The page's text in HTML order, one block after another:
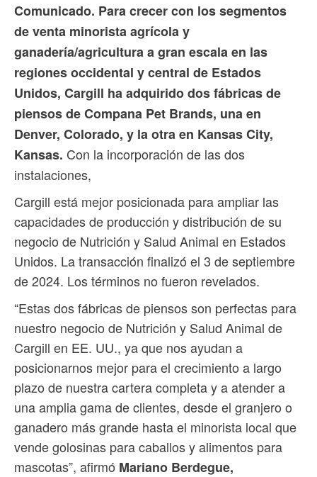
Comunicado. Para crecer con los segmentos
de venta minorista agrícola y
ganadería/agricultura a gran escala en las
regiones occidental y central de Estados
Unidos, Cargill ha adquirido dos fábricas de
piensos de Compana Pet Brands, una en
Denver, Colorado, y la otra en Kansas City,
Kansas. Con la incorporación de las dos
instalaciones,
Cargill está mejor posicionada para ampliar las
capacidades de producción y distribución de su
negocio de Nutrición y Salud Animal en Estados
Unidos. La transacción finalizó el 3 de septiembre
de 2024. Los términos no fueron revelados.
“Estas dos fábricas de piensos son perfectas para
nuestro negocio de Nutrición y Salud Animal de
Cargill en EE. UU., ya que nos ayudan a
posicionarnos mejor para el crecimiento a largo
plazo de nuestra cartera completa y a atender a
una amplia gama de clientes, desde el granjero o
ganadero más grande hasta el minorista local que
vende golosinas para caballos y alimentos para
mascotas”, afirmó Mariano Berdegue,